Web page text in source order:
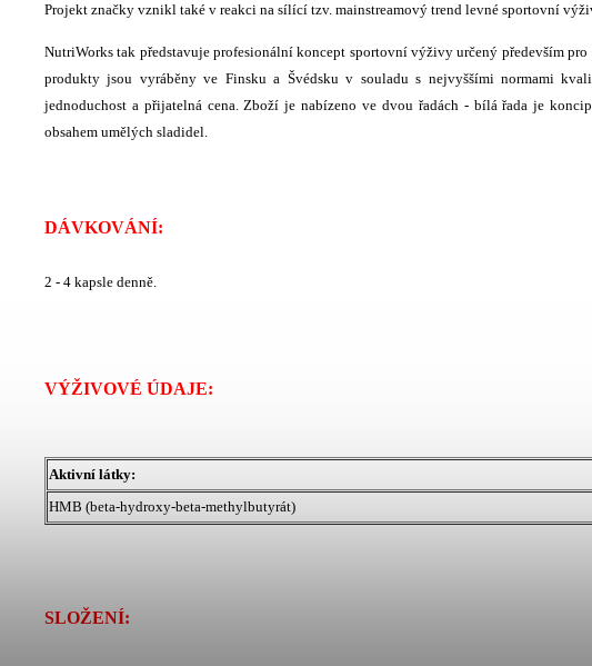
Projekt značky vznikl také v reakci na sílící tzv. mainstreamový trend levné sportovní
NutriWorks tak představuje profesionální koncept sportovní výživy určený především
produkty jsou vyráběny ve Finsku a Švédsku v souladu s nejvyššími normami
jednoduchost a přijatelná cena. Zboží je nabízeno ve dvou řadách - bílá řada je
obsahem umělých sladidel.
DÁVKOVÁNÍ:
2 - 4 kapsle denně.
VÝŽIVOVÉ ÚDAJE:
Aktivní látky:
HMB (beta-hydroxy-beta-methylbutyrát)
SLOŽENÍ: